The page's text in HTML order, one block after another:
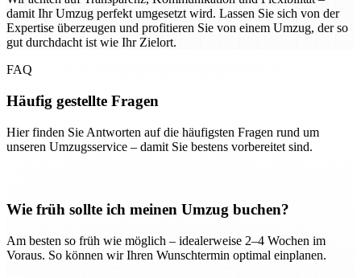
damit Ihr Umzug perfekt umgesetzt wird. Lassen Sie sich von der
Expertise überzeugen und profitieren Sie von einem Umzug, der so
gut durchdacht ist wie Ihr Zielort.
FAQ
Häufig gestellte Fragen
Hier finden Sie Antworten auf die häufigsten Fragen rund um
unseren Umzugsservice – damit Sie bestens vorbereitet sind.
Wie früh sollte ich meinen Umzug buchen?
Am besten so früh wie möglich – idealerweise 2–4 Wochen im
Voraus. So können wir Ihren Wunschtermin optimal einplanen.